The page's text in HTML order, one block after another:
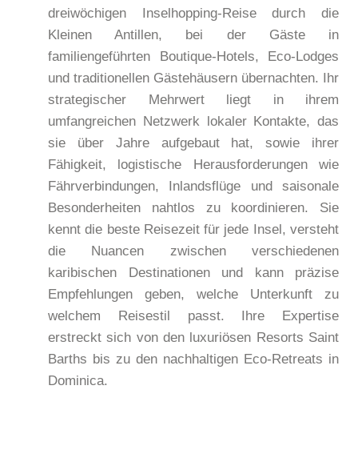
dreiwöchigen Inselhopping-Reise durch die
Kleinen Antillen, bei der Gäste in
familiengeführten Boutique-Hotels, Eco-Lodges
und traditionellen Gästehäusern übernachten. Ihr
strategischer Mehrwert liegt in ihrem
umfangreichen Netzwerk lokaler Kontakte, das
sie über Jahre aufgebaut hat, sowie ihrer
Fähigkeit, logistische Herausforderungen wie
Fährverbindungen, Inlandsflüge und saisonale
Besonderheiten nahtlos zu koordinieren. Sie
kennt die beste Reisezeit für jede Insel, versteht
die Nuancen zwischen verschiedenen
karibischen Destinationen und kann präzise
Empfehlungen geben, welche Unterkunft zu
welchem Reisestil passt. Ihre Expertise
erstreckt sich von den luxuriösen Resorts Saint
Barths bis zu den nachhaltigen Eco-Retreats in
Dominica.